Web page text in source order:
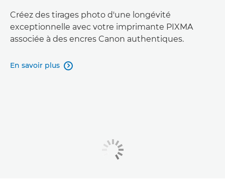
Créez des tirages photo d'une longévité
exceptionnelle avec votre imprimante PIXMA
associée à des encres Canon authentiques.
En savoir plus 